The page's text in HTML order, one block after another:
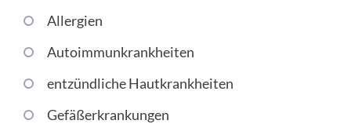
DAS KLINIKUM
PATIENTEN &AMP; BESUCHER
Allergien
Autoimmunkrankheiten
entzündliche Hautkrankheiten
Gefäßerkrankungen